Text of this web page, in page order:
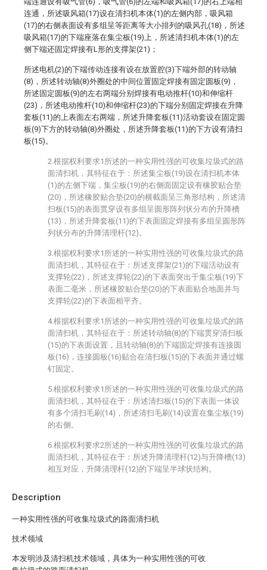
Description
一种实用性强的可收集垃圾式的路面清扫机
技术领域
本发明涉及清扫机技术领域，具体为一种实用性强的可收
连通，所述吸风箱(17)设在清扫机本体(1)的左侧内部，吸风箱
(17)的右侧表面设有多组呈等距离等大小排列的吸风孔(18)，所述
吸风箱(17)的下端座落在集尘板(19)上，所述清扫机本体(1)的左
侧下端还固定焊接有L形的支撑架(21)；
所述电机(2)的下端传动连接有设在放置腔(3)下端外部的转动轴
(8)，所述转动轴(8)外圈处的中间位置固定焊接有固定圆板(9)，
所述固定圆板(9)的左右两端分别焊接有电动推杆(10)和伸缩杆
(23)，所述电动推杆(10)和伸缩杆(23)的下端分别固定焊接在升降
套板(11)的上表面左右两端，所述升降套板(11)活动套设在固定圆
板(9)下方的转动轴(8)外圈处，所述升降套板(11)的下方设有清扫
板(15)。
2.根据权利要求1所述的一种实用性强的可收集垃圾式的路
面清扫机，其特征在于：所述集尘板(19)设在清扫机本体
(1)的左侧下端，集尘板(19)的右侧面固定设有橡胶贴合垫
(20)，所述橡胶贴合垫(20)的横截面呈三角形结构，所述清
扫板(15)的表面贯穿设有多组呈圆形阵列状分布的升降槽
(13)，所述升降套板(11)的下表面固定焊接有多组呈圆形阵
列状分布的升降清理杆(12)。
3.根据权利要求1所述的一种实用性强的可收集垃圾式的路
面清扫机，其特征在于：所述支撑架(21)的下端活动设有
支撑轮(22)，所述支撑轮(22)的下表面突出于集尘板(19)下
表面二毫米，所述橡胶贴合垫(20)的下表面贴合地面并与
支撑轮(22)的下表面相平齐。
4.根据权利要求1所述的一种实用性强的可收集垃圾式的路
面清扫机，其特征在于：所述转动轴(8)的下端贯穿清扫板
(15)的下表面设置，且转动轴(8)的下端固定焊接有连接圆
板(16)，连接圆板(16)贴合在清扫板(15)的下表面并通过螺
钉固定。
5.根据权利要求1所述的一种实用性强的可收集垃圾式的路
面清扫机，其特征在于：所述清扫板(15)的下表面一体设
有多个清扫毛刷(14)，所述清扫毛刷(14)设置在集尘板(19)
的右侧。
6.根据权利要求2所述的一种实用性强的可收集垃圾式的路
面清扫机，其特征在于：所述升降清理杆(12)与升降槽(13)
相互对应，升降清理杆(12)的下端呈半球状结构。